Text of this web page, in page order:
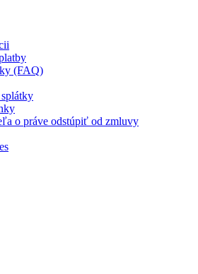
(FAQ)
o práve odstúpiť od zmluvy